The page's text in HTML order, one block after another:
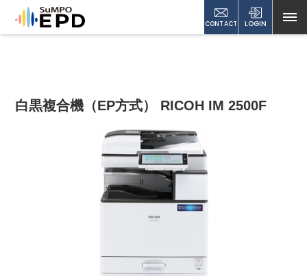
CONTACT LOGIN
白黒複合機（EP方式） RICOH IM 2500F